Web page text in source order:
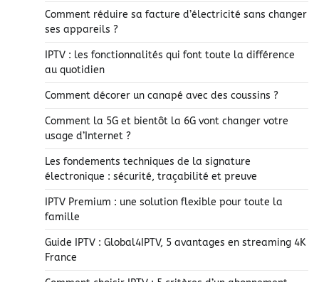
Comment réduire sa facture d’électricité sans changer
ses appareils ?
IPTV : les fonctionnalités qui font toute la différence
au quotidien
Comment décorer un canapé avec des coussins ?
Comment la 5G et bientôt la 6G vont changer votre
usage d’Internet ?
Les fondements techniques de la signature
électronique : sécurité, traçabilité et preuve
IPTV Premium : une solution flexible pour toute la
famille
Guide IPTV : Global4IPTV, 5 avantages en streaming 4K
France